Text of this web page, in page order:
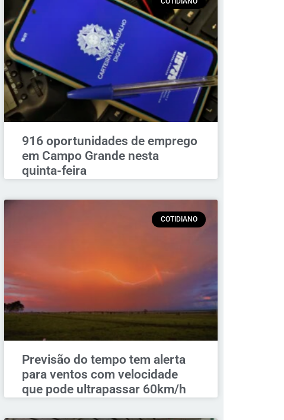
916 oportunidades de emprego
em Campo Grande nesta
quinta-feira
COTIDIANO
Previsão do tempo tem alerta
para ventos com velocidade
que pode ultrapassar 60km/h